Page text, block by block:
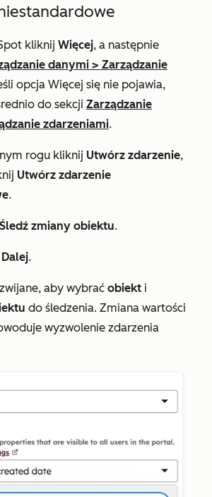
kliknij Więcej, a następnie
danymi > Zarządzanie
opcja Więcej się nie pojawia,
do sekcji Zarządzanie
zdarzeniami.
rogu kliknij Utwórz zdarzenie,
Utwórz zdarzenie
.
Śledź zmiany obiektu.
Dalej.
aby wybrać obiekt i
do śledzenia. Zmiana wartości
wyzwolenie zdarzenia